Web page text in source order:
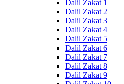
Dalil Zakat 1
Dalil Zakat 2
Dalil Zakat 3
Dalil Zakat 4
Dalil Zakat 5
Dalil Zakat 6
Dalil Zakat 7
Dalil Zakat 8
Dalil Zakat 9